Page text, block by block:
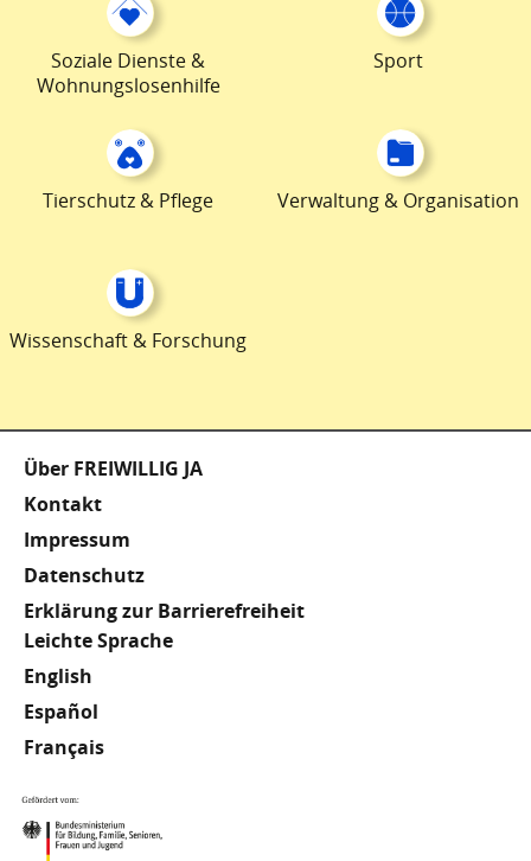
Soziale Dienste &
Wohnungslosenhilfe
Sport
Tierschutz & Pflege Verwaltung & Organisation
Wissenschaft & Forschung
Fußzeile
Über FREIWILLIG JA
Kontakt
Impressum
Datenschutz
Erklärung zur Barrierefreiheit
Meta
Footer
Leichte Sprache
English
Español
Français